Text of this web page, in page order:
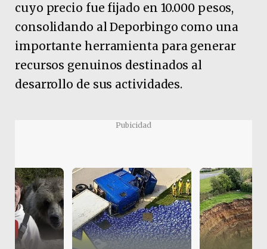
cuyo precio fue fijado en 10.000 pesos,
consolidando al Deporbingo como una
importante herramienta para generar
recursos genuinos destinados al
desarrollo de sus actividades.
Pubicidad